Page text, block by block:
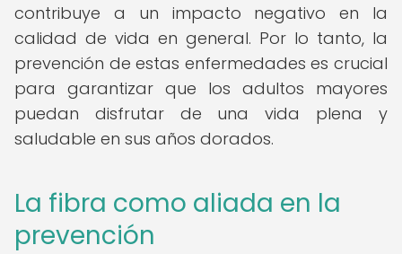
contribuye a un impacto negativo en la
calidad de vida en general. Por lo tanto, la
prevención de estas enfermedades es crucial
para garantizar que los adultos mayores
puedan disfrutar de una vida plena y
saludable en sus años dorados.
La fibra como aliada en la
prevención